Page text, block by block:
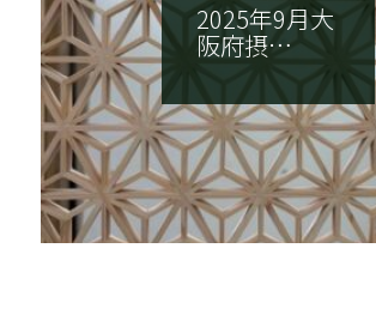
2025年9月大
阪府摂…